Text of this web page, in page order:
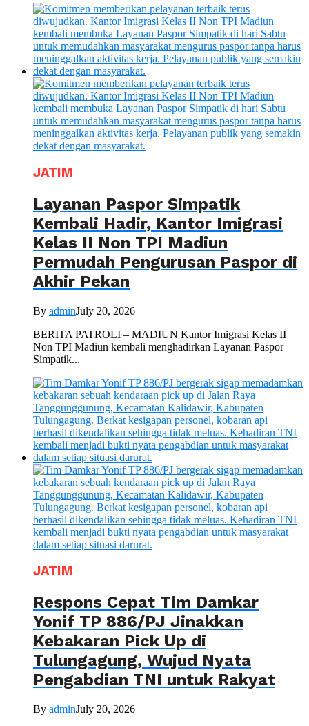
JATIM
Layanan Paspor Simpatik
Kembali Hadir, Kantor Imigrasi
Kelas II Non TPI Madiun
Permudah Pengurusan Paspor di
Akhir Pekan
By adminJuly 20, 2026
BERITA PATROLI – MADIUN Kantor Imigrasi Kelas II
Non TPI Madiun kembali menghadirkan Layanan Paspor
Simpatik...
JATIM
Respons Cepat Tim Damkar
Yonif TP 886/PJ Jinakkan
Kebakaran Pick Up di
Tulungagung, Wujud Nyata
Pengabdian TNI untuk Rakyat
By adminJuly 20, 2026